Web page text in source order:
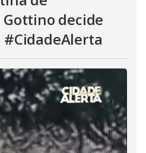
decide